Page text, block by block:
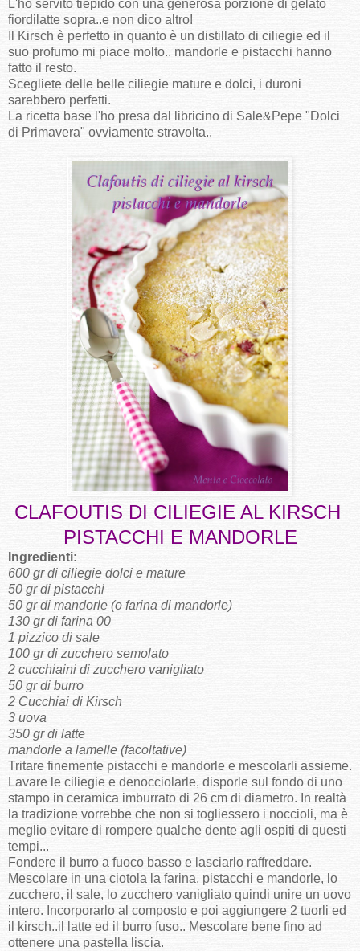
L'ho servito tiepido con una generosa porzione di gelato
fiordilatte sopra..e non dico altro!
Il Kirsch è perfetto in quanto è un distillato di ciliegie ed il
suo profumo mi piace molto.. mandorle e pistacchi hanno
fatto il resto.
Scegliete delle belle ciliegie mature e dolci, i duroni
sarebbero perfetti.
La ricetta base l'ho presa dal libricino di Sale&Pepe "Dolci
di Primavera" ovviamente stravolta..
CLAFOUTIS DI CILIEGIE AL KIRSCH
PISTACCHI E MANDORLE
Ingredienti:
600 gr di ciliegie dolci e mature
50 gr di pistacchi
50 gr di mandorle (o farina di mandorle)
130 gr di farina 00
1 pizzico di sale
100 gr di zucchero semolato
2 cucchiaini di zucchero vanigliato
50 gr di burro
2 Cucchiai di Kirsch
3 uova
350 gr di latte
mandorle a lamelle (facoltative)
Tritare finemente pistacchi e mandorle e mescolarli assieme.
Lavare le ciliegie e denocciolarle, disporle sul fondo di uno
stampo in ceramica imburrato di 26 cm di diametro. In realtà
la tradizione vorrebbe che non si togliessero i noccioli, ma è
meglio evitare di rompere qualche dente agli ospiti di questi
tempi...
Fondere il burro a fuoco basso e lasciarlo raffreddare.
Mescolare in una ciotola la farina, pistacchi e mandorle, lo
zucchero, il sale, lo zucchero vanigliato quindi unire un uovo
intero. Incorporarlo al composto e poi aggiungere 2 tuorli ed
il kirsch..il latte ed il burro fuso.. Mescolare bene fino ad
ottenere una pastella liscia.